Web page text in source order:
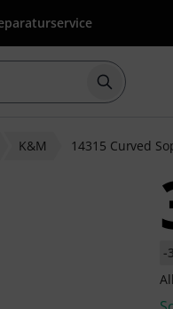
Suche
K&M 14315 Curved
-